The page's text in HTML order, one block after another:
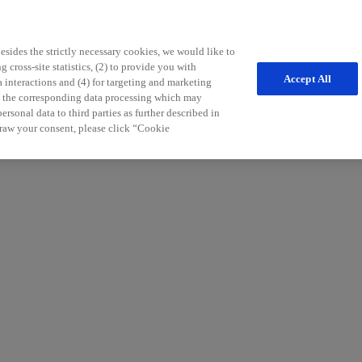
Tipps für die Patientenbetreuung möchten wir Sie in Ihrem
Sie.
the strictly necessary cookies, we would like to
cross-site statistics, (2) to provide you with
and (4) for targeting and marketing
corresponding data processing which may
data to third parties as further described in
your consent, please click “Cookie
Accept All